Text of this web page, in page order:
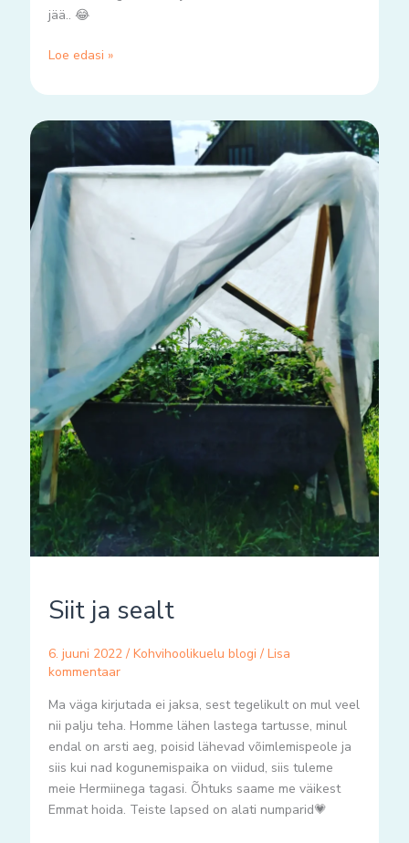
jää.. 😂
Loe edasi »
Siit ja sealt
6. juuni 2022 / Kohvihoolikuelu blogi / Lisa
kommentaar
Ma väga kirjutada ei jaksa, sest tegelikult on mul veel
nii palju teha. Homme lähen lastega tartusse, minul
endal on arsti aeg, poisid lähevad võimlemispeole ja
siis kui nad kogunemispaika on viidud, siis tuleme
meie Hermiinega tagasi. Õhtuks saame me väikest
Emmat hoida. Teiste lapsed on alati numparid💗
Siit
sealt